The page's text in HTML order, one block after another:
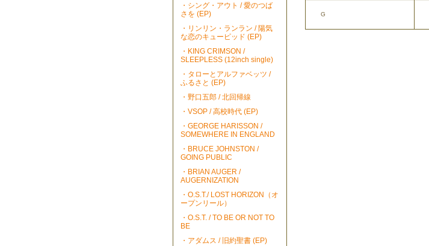
・シング・アウト / 愛のつば
さを (EP)
・リンリン・ランラン / 陽気
な恋のキューピッド (EP)
・KING CRIMSON /
SLEEPLESS (12inch single)
・タローとアルファベッツ /
ふるさと (EP)
・野口五郎 / 北回帰線
・VSOP / 高校時代 (EP)
・GEORGE HARISSON /
SOMEWHERE IN ENGLAND
・BRUCE JOHNSTON /
GOING PUBLIC
・BRIAN AUGER /
AUGERNIZATION
・O.S.T./ LOST HORIZON（オ
ープンリール）
・O.S.T. / TO BE OR NOT TO
BE
・アダムス / 旧約聖書 (EP)
G